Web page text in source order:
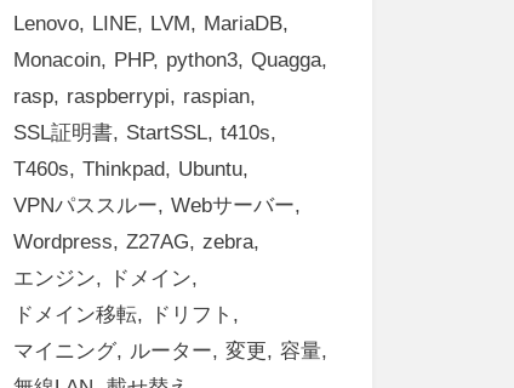
Lenovo
LINE LVM
MariaDB
Monacoin
PHP python3 Quagga
rasp
raspberrypi
raspian
SSL証明書
StartSSL t410s
T460s
Thinkpad
Ubuntu
VPNパススルー
Webサーバー
Wordpress
Z27AG
zebra
エンジン
ドメイン
ドメイン移転
ドリフト
マイニング
ルーター 変更
容量